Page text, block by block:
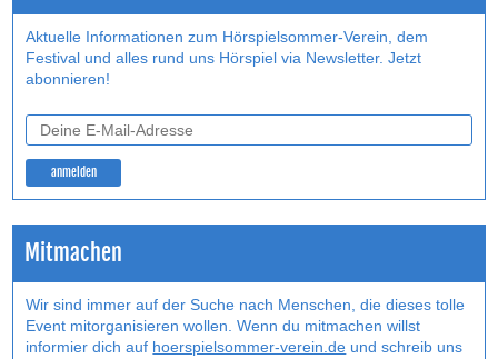
Aktuelle Informationen zum Hörspielsommer-Verein, dem
Festival und alles rund uns Hörspiel via Newsletter. Jetzt
abonnieren!
Mitmachen
Wir sind immer auf der Suche nach Menschen, die dieses tolle
Event mitorganisieren wollen. Wenn du mitmachen willst
informier dich auf hoerspielsommer-verein.de und schreib uns